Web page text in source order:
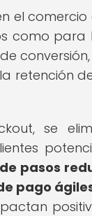
el
como para
retención
se
pasos
pago